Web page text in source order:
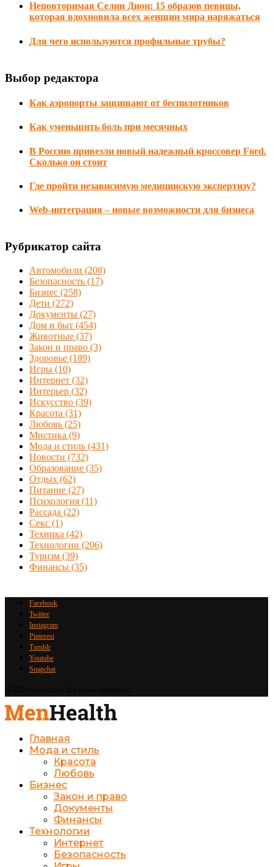
Неповторимая Селин Дион: 15 образов певицы,
которая вдохновила всех женщин мира наряжаться
Для чего используются профильные трубы?
Выбор редактора
Как аэропорты защищают от беспилотников
Как уменьшить боль при месячных
В Россию привезли новый надежный кроссовер Ford.
Сколько он стоит
Где пройти независимую медицинскую экспертизу?
Web-интеграция – новые возможности для бизнеса
Рубрикатор сайта
Автомобили (208)
Безопасность (17)
Бизнес (258)
Дети (272)
Документы (27)
Дом и быт (454)
Животные (37)
Закон и право (3)
Здоровье (189)
Игры (10)
Интернет (32)
Интерьер (32)
Искусство (39)
Красота (31)
Любовь (25)
Мистика (9)
Мода и стиль (431)
Новости (732)
Образование (35)
Отдых (62)
Питание (27)
Психология (11)
Рассада (22)
Секс (1)
Техника (42)
Технологии (206)
Туризм (39)
Финансы (35)
Facebook
Twitter
Instagram
Pinterest
Tumblr
Youtube
Snapchat
Главная
Мода и стиль
Красота
Любовь
Бизнес
Закон и право
Документы
Финансы
Технологии
Интернет
Безопасность